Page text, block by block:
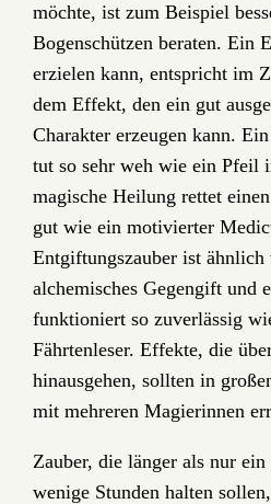
möchte, ist zum Beispiel
Bogenschützen beraten. Ein
erzielen kann, entspricht im
dem Effekt, den ein gut
Charakter erzeugen kann.
tut so sehr weh wie ein Pfeil
magische Heilung rettet
gut wie ein motivierter
Entgiftungszauber ist
alchemisches Gegengift und
funktioniert so zuverlässig
Fährtenleser. Effekte, die
hinausgehen, sollten in
mit mehreren Magierinnen
Zauber, die länger als nur
wenige Stunden halten